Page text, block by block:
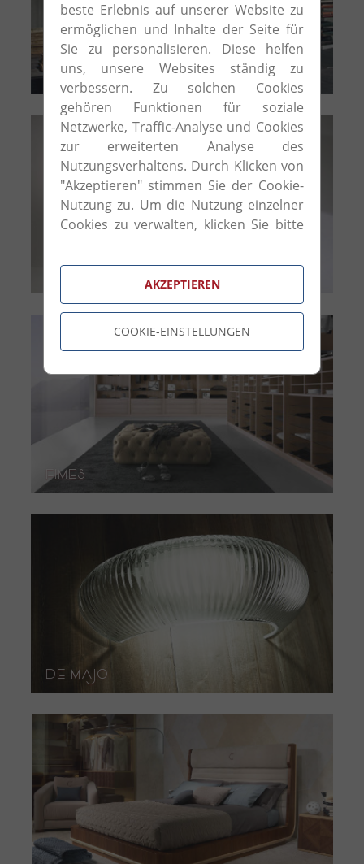
Ville Venete
IFT Design
FImes
DE MAJO
beste Erlebnis auf unserer Website zu
ermöglichen und Inhalte der Seite für
Sie zu personalisieren. Diese helfen
uns, unsere Websites ständig zu
verbessern. Zu solchen Cookies
gehören Funktionen für soziale
Netzwerke, Traffic-Analyse und Cookies
zur erweiterten Analyse des
Nutzungsverhaltens. Durch Klicken von
"Akzeptieren" stimmen Sie der Cookie-
Nutzung zu. Um die Nutzung einzelner
Cookies zu verwalten, klicken Sie bitte
AKZEPTIEREN
COOKIE-EINSTELLUNGEN